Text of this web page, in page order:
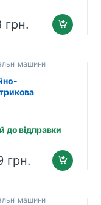
грн.
машини
до відправки
грн.
машини